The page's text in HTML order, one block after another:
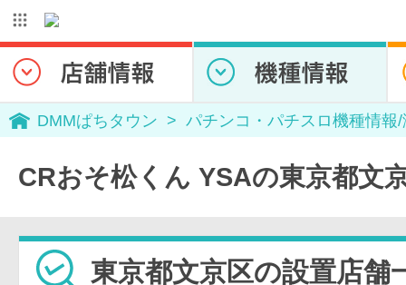
DMMぱちタウン パチンコ・パチスロ機種情報
CRおそ松くん YSAの東京都文
東京都文京区の設置店舗